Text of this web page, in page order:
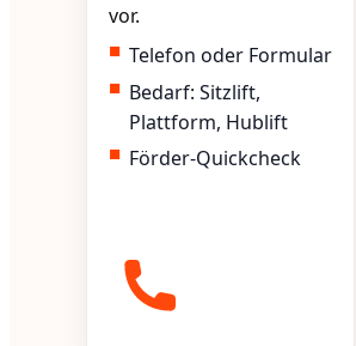
vor.
Telefon oder Formular
Bedarf: Sitzlift,
Plattform, Hublift
Förder-Quickcheck